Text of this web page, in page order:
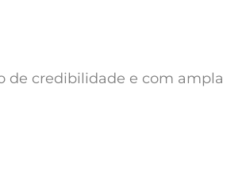
de credibilidade e com ampla